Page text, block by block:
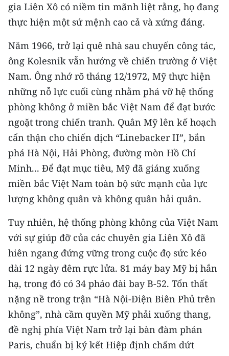
Media Môi trường
Ảnh
Infographic
TIN MỚI
TIN ĐỊA PHƯƠNG
Trung du và miền núi phía Bắc
Đồng bằng sông Hồng
Bắc Trung Bộ
Duyên hải Nam Trung Bộ và Tây
Nguyên
Đông Nam Bộ
Đồng bằng sông Cửu Long
Chuyên trang Hà Nội
gia Liên Xô có niềm tin mãnh liệt rằng, họ đang
thực hiện một sứ mệnh cao cả và xứng đáng.
Năm 1966, trở lại quê nhà sau chuyến công tác,
ông Kolesnik vẫn hướng về chiến trường ở Việt
Nam. Ông nhớ rõ tháng 12/1972, Mỹ thực hiện
những nỗ lực cuối cùng nhằm phá vỡ hệ thống
phòng không ở miền bắc Việt Nam để đạt bước
ngoặt trong chiến tranh. Quân Mỹ lên kế hoạch
cẩn thận cho chiến dịch “Linebacker II”, bắn
phá Hà Nội, Hải Phòng, đường mòn Hồ Chí
Minh... Để đạt mục tiêu, Mỹ đã giáng xuống
miền bắc Việt Nam toàn bộ sức mạnh của lực
lượng không quân và không quân hải quân.
Tuy nhiên, hệ thống phòng không của Việt Nam
với sự giúp đỡ của các chuyên gia Liên Xô đã
hiên ngang đứng vững trong cuộc đọ sức kéo
dài 12 ngày đêm rực lửa. 81 máy bay Mỹ bị hắn
hạ, trong đó có 34 pháo đài bay B-52. Tổn thất
nặng nề trong trận “Hà Nội-Điện Biên Phủ trên
không”, nhà cầm quyền Mỹ phải xuống thang,
đề nghị phía Việt Nam trở lại bàn đàm phán
Paris, chuẩn bị ký kết Hiệp định chấm dứt